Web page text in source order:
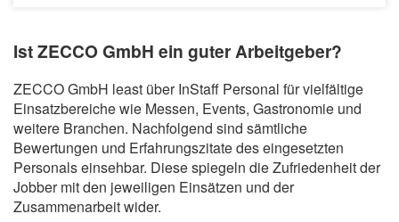
Ist ZECCO GmbH ein guter Arbeitgeber?
ZECCO GmbH least über InStaff Personal für vielfältige
Einsatzbereiche wie Messen, Events, Gastronomie und
weitere Branchen. Nachfolgend sind sämtliche
Bewertungen und Erfahrungszitate des eingesetzten
Personals einsehbar. Diese spiegeln die Zufriedenheit der
Jobber mit den jeweiligen Einsätzen und der
Zusammenarbeit wider.